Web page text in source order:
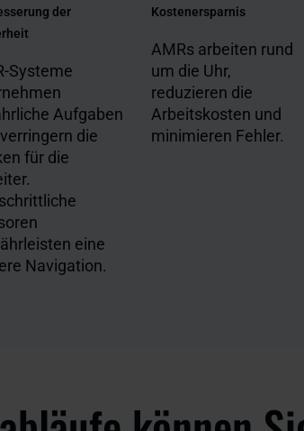
der
Systeme
Aufgaben
die
für die
eine
Navigation.
Kostenersparnis
AMRs arbeiten rund
um die Uhr,
reduzieren die
Arbeitskosten und
minimieren Fehler.